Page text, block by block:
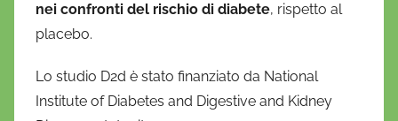
nei confronti del rischio di diabete, rispetto al
placebo.
Lo studio D2d è stato finanziato da National
Institute of Diabetes and Digestive and Kidney